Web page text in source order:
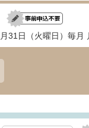
31日（火曜日）毎月